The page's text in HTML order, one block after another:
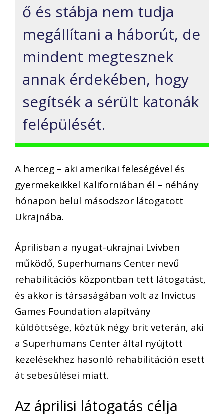
ő és stábja nem tudja
megállítani a háborút, de
mindent megtesznek
annak érdekében, hogy
segítsék a sérült katonák
felépülését.
A herceg – aki amerikai feleségével és
gyermekeikkel Kaliforniában él – néhány
hónapon belül másodszor látogatott
Ukrajnába.
Áprilisban a nyugat-ukrajnai Lvivben
működő, Superhumans Center nevű
rehabilitációs központban tett látogatást,
és akkor is társaságában volt az Invictus
Games Foundation alapítvány
küldöttsége, köztük négy brit veterán, aki
a Superhumans Center által nyújtott
kezelésekhez hasonló rehabilitáción esett
át sebesülései miatt.
Az áprilisi látogatás célja